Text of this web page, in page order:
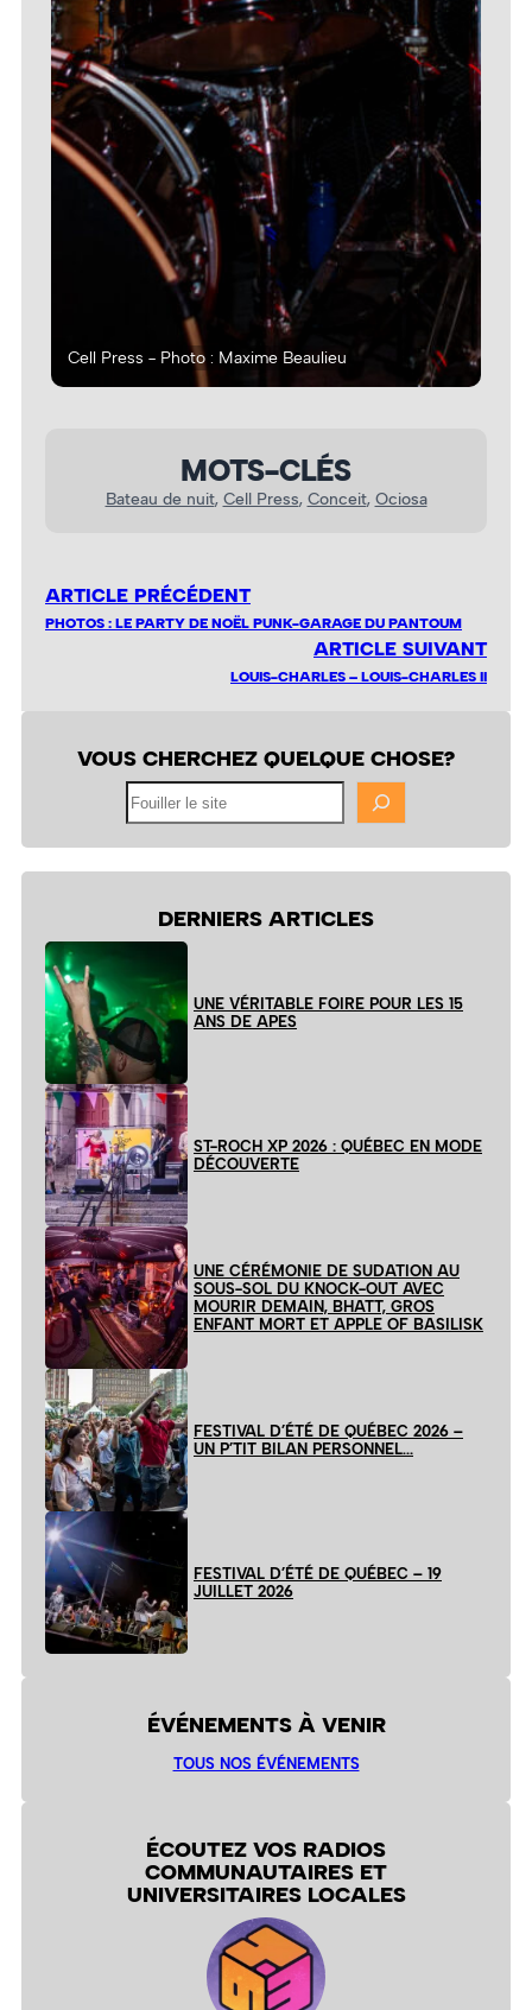
Cell Press - Photo : Maxime Beaulieu
MOTS-CLÉS
Bateau de nuit, Cell Press, Conceit, Ociosa
ARTICLE PRÉCÉDENT
PHOTOS : LE PARTY DE NOËL PUNK-GARAGE DU PANTOUM
ARTICLE SUIVANT
LOUIS-CHARLES – LOUIS-CHARLES II
VOUS CHERCHEZ QUELQUE CHOSE?
DERNIERS ARTICLES
UNE VÉRITABLE FOIRE POUR LES 15
ANS DE APES
ST-ROCH XP 2026 : QUÉBEC EN MODE
DÉCOUVERTE
UNE CÉRÉMONIE DE SUDATION AU
SOUS-SOL DU KNOCK-OUT AVEC
MOURIR DEMAIN, BHATT, GROS
ENFANT MORT ET APPLE OF BASILISK
FESTIVAL D’ÉTÉ DE QUÉBEC 2026 –
UN P’TIT BILAN PERSONNEL…
FESTIVAL D’ÉTÉ DE QUÉBEC – 19
JUILLET 2026
ÉVÉNEMENTS À VENIR
TOUS NOS ÉVÉNEMENTS
ÉCOUTEZ VOS RADIOS
COMMUNAUTAIRES ET
UNIVERSITAIRES LOCALES